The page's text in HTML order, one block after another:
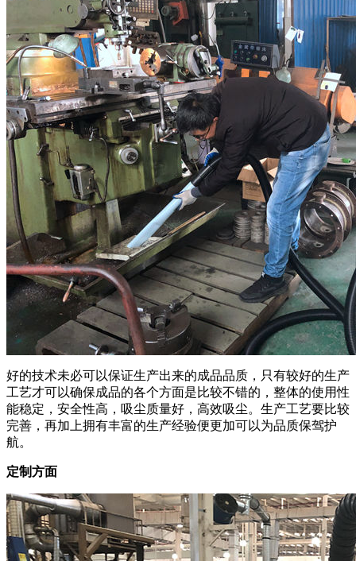
好的技术未必可以保证生产出来的成品品质，只有较好的生产
工艺才可以确保成品的各个方面是比较不错的，整体的使用性
能稳定，安全性高，吸尘质量好，高效吸尘。生产工艺要比较
完善，再加上拥有丰富的生产经验便更加可以为品质保驾护
航。
定制方面